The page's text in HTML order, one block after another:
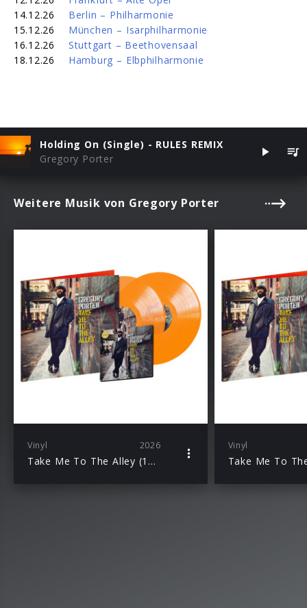
14.12.26 Berlin – Philharmonie
15.12.26 München – Isarphilharmonie
16.12.26Stuttgart – Beethovensaal
18.12.26 Hamburg – Elbphilharmonie
Holding On (Single) - RULES REMIX
Gregory Porter
Weitere Musik von Gregory Porter
Vinyl 2026
Take Me To The Alley (10th Anniv. Ed./Orange 2LP + signed Art Card)
Vinyl